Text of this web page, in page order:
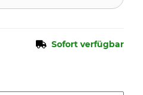
Sofort verfügbar